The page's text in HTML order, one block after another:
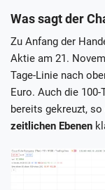
Was sagt der
Zu Anfang der
Aktie am 21.
Tage-Linie nach
Euro. Auch die 100-
bereits gekreuzt,
zeitlichen Ebenen